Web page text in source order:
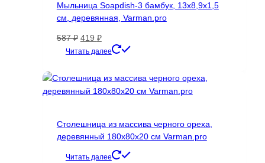
выбрать
на
Мыльница Soapdish-3 бамбук, 13х8,9х1,5
см, деревянная, Varman.pro
587₽ Первоначальная
цена
587 ₽.
419 ₽Текущая
цена:
Читать далее
Столешница из массива черного ореха,
деревянный 180х80х20 см Varman.pro
Читать далее